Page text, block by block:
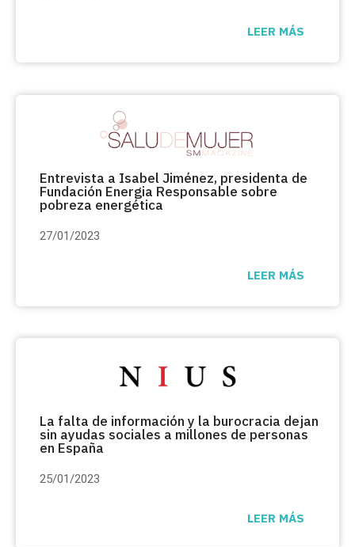
LEER MÁS
Entrevista a Isabel Jiménez, presidenta de
Fundación Energia Responsable sobre
pobreza energética
27/01/2023
LEER MÁS
La falta de información y la burocracia dejan
sin ayudas sociales a millones de personas
en España
25/01/2023
LEER MÁS